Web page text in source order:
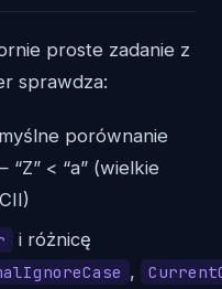
proste zadanie z
sprawdza:
porównanie
“Z” < “a” (wielkie
i różnicę
,